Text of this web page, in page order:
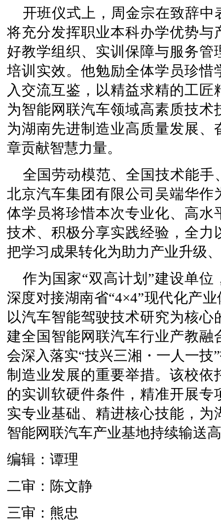
开班仪式上，周金宗在致辞
将充分发挥职业本科办学优势
好教学组织、实训保障与服务
培训实效。他勉励全体学员珍
入交流互鉴，以精益求精的工
为智能网联汽车领域高素质技
为湖南先进制造业高质量发展
章贡献智慧力量。
全国劳动模范、全国技术能
北京汽车集团有限公司吴端华
体学员将珍惜本次专业化、高
技术、积极分享实践经验，全
把学习成果转化为助力产业升级
作为国家“双高计划”建设单
深度对接湖南省“4×4”现代化产
以汽车智能驾驶技术研究为核
建全国智能网联汽车行业产教
会深入落实“技兴三湘・一人一
制造业发展的重要举措。该校
的实训软硬件条件，精准开展
实专业基础、精进核心技能，
智能网联汽车产业基地持续输送
编辑：谭理
二审：陈文静
三审：熊忠